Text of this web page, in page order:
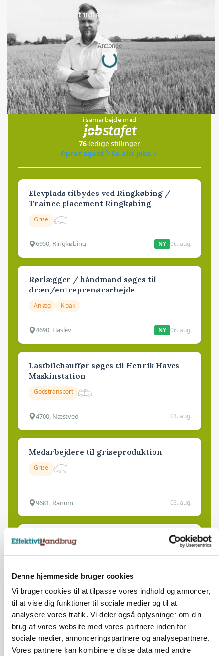
Denne hjemmeside bruger cookies
Vi bruger cookies til at tilpasse vores indhold og annoncer,
til at vise dig funktioner til sociale medier og til at
analysere vores trafik. Vi deler også oplysninger om din
brug af vores website med vores partnere inden for
sociale medier, annonceringspartnere og analysepartnere.
Vores partnere kan kombinere disse data med andre
Det er en uskik at udlægge et røgslør om
Annonce
Loading...
Jobs
i samarbejde med
76 ledige stillinger
Opret agent
Se alle jobs
Elevplads tilbydes ved Ringkøbing /
Trainee placement Ringkøbing
Grise
6950, Ringkøbing NY 06. aug.
Rørlægger / håndmand søges til
dræn/entreprenørarbejde.
Anlæg Kloak
4690, Haslev NY 06. aug.
Lastbilchauffør søges til Henrik Haves
Maskinstation
Godstransport
4700, Næstved 03. aug.
Medarbejdere til griseproduktion
Grise
9681, Ranum 03. aug.
Kalvepasser til ejendom i udvikling søges
Kalve
6392, Bolderslev 03. aug.
Leder til klimastald
Klimastald